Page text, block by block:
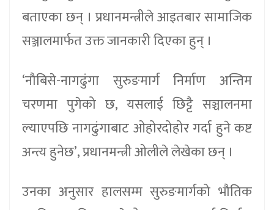
बताएका छन् । प्रधानमन्त्रीले आइतबार सामाजिक
सञ्जालमार्फत उक्त जानकारी दिएका हुन् ।
‘नौबिसे-नागढुंगा सुरुङमार्ग निर्माण अन्तिम
चरणमा पुगेको छ, यसलाई छिट्टै सञ्चालनमा
ल्याएपछि नागढुंगाबाट ओहोरदोहोर गर्दा हुने कष्ट
अन्त्य हुनेछ’, प्रधानमन्त्री ओलीले लेखेका छन् ।
उनका अनुसार हालसम्म सुरुङमार्गको भौतिक